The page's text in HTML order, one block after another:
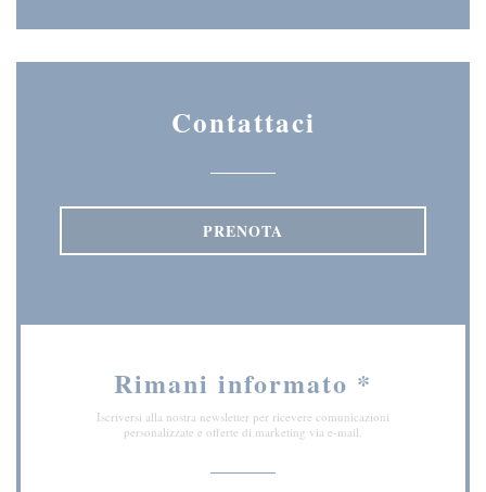
Contattaci
PRENOTA
Rimani informato *
Iscriversi alla nostra newsletter per ricevere comunicazioni
personalizzate e offerte di marketing via e-mail.